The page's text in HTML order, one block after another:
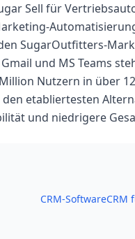
Sell für
SugarOutfitters-
und MS Teams
Nutzern in über
den etabliertesten
und niedrigere
CRM-SoftwareCRM